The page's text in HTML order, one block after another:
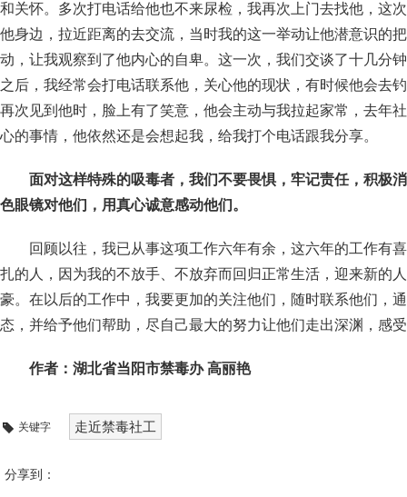
和关怀。多次打电话给他也不来尿检，我再次上门去找他，这
他身边，拉近距离的去交流，当时我的这一举动让他潜意识的
动，让我观察到了他内心的自卑。这一次，我们交谈了十几分
之后，我经常会打电话联系他，关心他的现状，有时候他会去
再次见到他时，脸上有了笑意，他会主动与我拉起家常，去年
心的事情，他依然还是会想起我，给我打个电话跟我分享。
面对这样特殊的吸毒者，我们不要畏惧，牢记责任，积极
色眼镜对他们 ，用真心诚意感动他们。
回顾以往，我已从事这项工作六年有余，这六年的工作有
扎的人，因为我的不放手、不放弃而回归正常生活，迎来新的
豪。在以后的工作中，我要更加的关注他们，随时联系他们，
态，并给予他们帮助，尽自己最大的努力让他们走出深渊，感
作者：湖北省当阳市禁毒办 高丽艳
关键字 走近禁毒社工
分享到：